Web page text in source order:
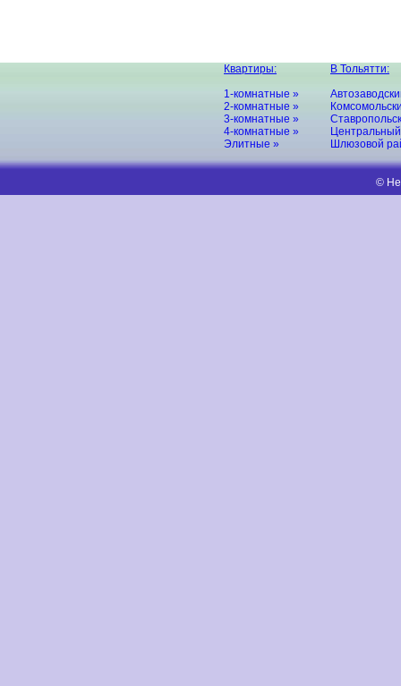
Квартиры:
1-комнатные »
2-комнатные »
3-комнатные »
4-комнатные »
Элитные »
В Тольятти:
Шлюзовой
©